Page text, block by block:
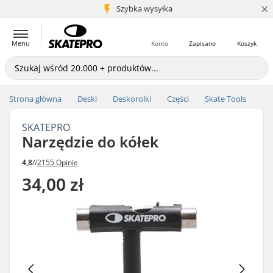
Szybka wysyłka
5+ mln klientów ×
Menu Koszyk
Zapisano
Konto
Strona główna Deski Deskorolki Części Skate Tools
SKATEPRO
Narzędzie do kółek
4,8//2155 Opinie
34,00 zł